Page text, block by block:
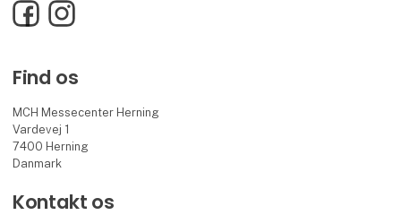
FacebookInstagram
Find os
MCH Messecenter Herning
Vardevej 1
7400 Herning
Danmark
Kontakt os